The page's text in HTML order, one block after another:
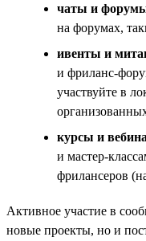
чаты и
на форумах,
ивенты и
и фриланс-
участвуйте в
курсы и
и мастер-
фрилансеров
Активное участие в
новые проекты, но и